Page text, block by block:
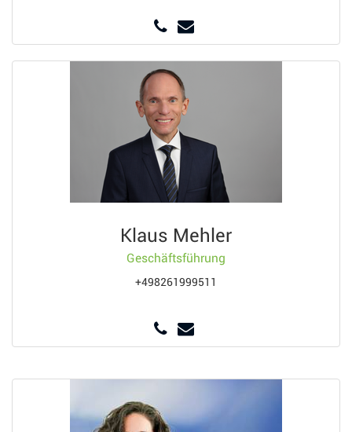
Klaus Mehler
Geschäftsführung
+498261999511